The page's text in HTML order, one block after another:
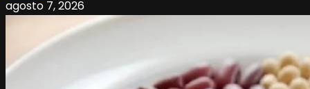
agosto 7, 2026